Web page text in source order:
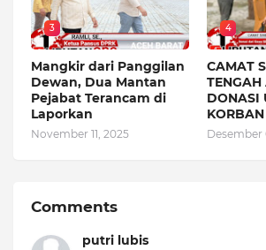
3
Mangkir dari Panggilan
Dewan, Dua Mantan
Pejabat Terancam di
Laporkan
November 11, 2025
4
CAMAT
DONASI
Desember
Comments
putri lubis